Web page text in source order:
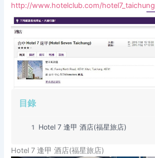
http://www.hotelclub.com/hotel7_taichung
目錄
1 Hotel 7 逢甲 酒店(福星旅店)
Hotel 7 逢甲 酒店(福星旅店)